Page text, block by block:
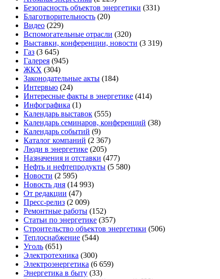
Безопасность объектов энергетики (331)
Благотворительность (20)
Видео (229)
Вспомогательные отрасли (320)
Выставки, конференции, новости (3 319)
Газ (3 645)
Галерея (945)
ЖКХ (304)
Законодательные акты (184)
Интервью (24)
Интересные факты в энергетике (414)
Инфографика (1)
Календарь выставок (555)
Календарь семинаров, конференций (38)
Календарь событий (9)
Каталог компаний (2 367)
Люди в энергетике (205)
Назначения и отставки (477)
Нефть и нефтепродукты (5 580)
Новости (2 595)
Новость дня (14 993)
От редакции (47)
Пресс-релиз (2 009)
Ремонтные работы (152)
Статьи по энергетике (357)
Строительство объектов энергетики (506)
Теплоснабжение (544)
Уголь (651)
Электротехника (300)
Электроэнергетика (6 659)
Энергетика в быту (33)